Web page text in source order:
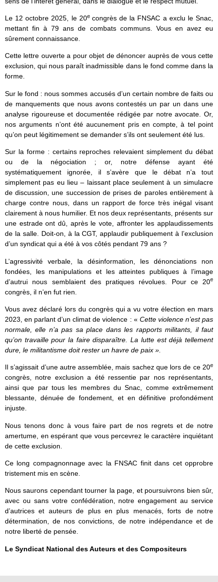
Le 12 octobre 2025, le 20e congrès de la FNSAC a exclu le Snac,
mettant fin à 79 ans de combats communs. Vous en avez eu
sûrement connaissance.
Cette lettre ouverte a pour objet de dénoncer auprès de vous cette
exclusion, qui nous paraît inadmissible dans le fond comme dans la
forme.
Sur le fond : nous sommes accusés d’un certain nombre de faits ou
de manquements que nous avons contestés un par un dans une
analyse rigoureuse et documentée rédigée par notre avocate. Or,
nos arguments n’ont été aucunement pris en compte, à tel point
qu’on peut légitimement se demander s’ils ont seulement été lus.
Sur la forme : certains reproches relevaient simplement du débat
ou de la négociation ; or, notre défense ayant été
systématiquement ignorée, il s’avère que le débat n’a tout
simplement pas eu lieu – laissant place seulement à un simulacre
de discussion, une succession de prises de paroles entièrement à
charge contre nous, dans un rapport de force très inégal visant
clairement à nous humilier. Et nos deux représentants, présents sur
une estrade ont dû, après le vote, affronter les applaudissements
de la salle. Doit-on, à la CGT, applaudir publiquement à l’exclusion
d’un syndicat qui a été à vos côtés pendant 79 ans ?
L’agressivité verbale, la désinformation, les dénonciations non
fondées, les manipulations et les atteintes publiques à l’image
d’autrui nous semblaient des pratiques révolues. Pour ce 20e
congrès, il n’en fut rien.
Vous avez déclaré lors du congrès qui a vu votre élection en mars
2023, en parlant d’un climat de violence : « Cette violence n’est pas
normale, elle n’a pas sa place dans les rapports militants, il faut
qu’on travaille pour la faire disparaître. La lutte est déjà tellement
dure, le militantisme doit rester un havre de paix ».
Il s’agissait d’une autre assemblée, mais sachez que lors de ce 20e
congrès, notre exclusion a été ressentie par nos représentants,
ainsi que par tous les membres du Snac, comme extrêmement
blessante, dénuée de fondement, et en définitive profondément
injuste.
Nous tenons donc à vous faire part de nos regrets et de notre
amertume, en espérant que vous percevrez le caractère inquiétant
de cette exclusion.
Ce long compagnonnage avec la FNSAC finit dans cet opprobre
tristement mis en scène.
Nous saurons cependant tourner la page, et poursuivrons bien sûr,
avec ou sans votre confédération, notre engagement au service
d’autrices et auteurs de plus en plus menacés, forts de notre
détermination, de nos convictions, de notre indépendance et de
notre liberté de pensée.
Le Syndicat National des Auteurs et des Compositeurs